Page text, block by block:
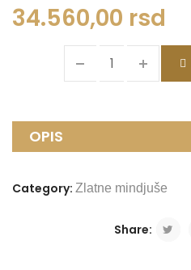
34.560,00 rsd
OPIS
Category: Zlatne mindjuše
Share: